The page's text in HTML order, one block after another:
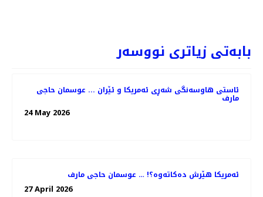
بابەتی زیاتری نووسەر
ئاستی هاوسەنگی شەڕی ئەمریکا و ئێران ... عوسمان حاجی
مارف
24 May 2026
ئەمریکا هێرش دەکاتەوە؟! … عوسمان حاجی مارف
27 April 2026